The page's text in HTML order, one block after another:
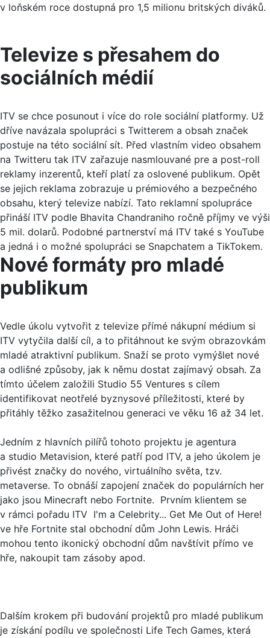
v loňském roce dostupná pro 1,5 milionu britských diváků.
Televize s přesahem do
sociálních médií
ITV se chce posunout i více do role sociální platformy. Už
dříve navázala spolupráci s Twitterem a obsah značek
postuje na této sociální sít. Před vlastním video obsahem
na Twitteru tak ITV zařazuje nasmlouvané pre a post-roll
reklamy inzerentů, kteří platí za oslovené publikum. Opět
se jejich reklama zobrazuje u prémiového a bezpečného
obsahu, který televize nabízí. Tato reklamní spolupráce
přináší ITV podle Bhavita Chandraniho ročně příjmy ve výši
5 mil. dolarů. Podobné partnerství má ITV také s YouTube
a jedná i o možné spolupráci se Snapchatem a TikTokem.
Nové formáty pro mladé
publikum
Vedle úkolu vytvořit z televize přímé nákupní médium si
ITV vytyčila další cíl, a to přitáhnout ke svým obrazovkám
mladé atraktivní publikum. Snaží se proto vymýšlet nové
a odlišné způsoby, jak k němu dostat zajímavý obsah. Za
tímto účelem založili Studio 55 Ventures s cílem
identifikovat neotřelé byznysové příležitosti, které by
přitáhly těžko zasažitelnou generaci ve věku 16 až 34 let.
Jedním z hlavních pilířů tohoto projektu je agentura
a studio Metavision, které patří pod ITV, a jeho úkolem je
přivést značky do nového, virtuálního světa, tzv.
metaverse. To obnáší zapojení značek do populárních her
jako jsou Minecraft nebo Fortnite. Prvním klientem se
v rámci pořadu ITV I'm a Celebrity... Get Me Out of Here!
ve hře Fortnite stal obchodní dům John Lewis. Hráči
mohou tento ikonický obchodní dům navštívit přímo ve
hře, nakoupit tam zásoby apod.
Dalším krokem při budování projektů pro mladé publikum
je získání podílu ve společnosti Life Tech Games, která